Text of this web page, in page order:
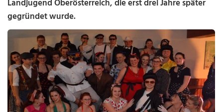
Landjugend Oberösterreich, die erst drei Jahre später
gegründet wurde.